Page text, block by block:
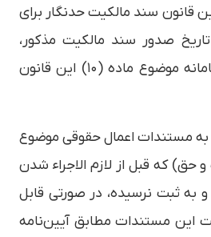
قانون سند مالکیت حدنگار برای
صدور سند مالکیت مذکور،
مجری است، هرچند سامانه موضوع ماده (۱۰) این قانون
به مستندات اعمال حقوقی موضوع
حق) که قبل از لازم الاجراء شدن
به ثبت نرسیده، در صورتی قابل
این مستندات مطابق آیین­‌نامه­‌